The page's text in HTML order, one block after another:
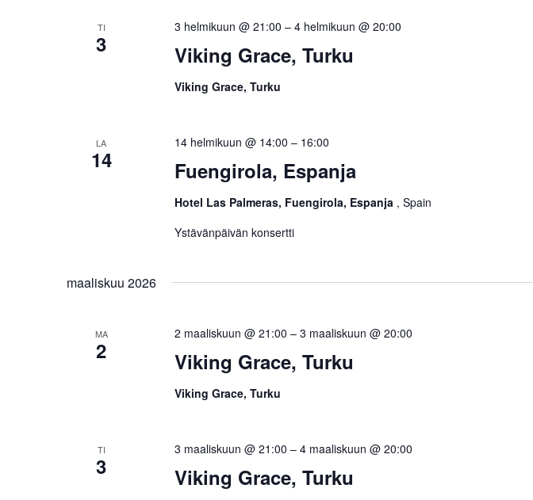
TI
3 Viking Grace, Turku
3 helmikuun @ 21:00 – 4 helmikuun @ 20:00
Viking Grace, Turku
LA
14 Fuengirola, Espanja
14 helmikuun @ 14:00 – 16:00
Hotel Las Palmeras, Fuengirola, Espanja , Spain
Ystävänpäivän konsertti
maaliskuu 2026
MA
2 Viking Grace, Turku
2 maaliskuun @ 21:00 – 3 maaliskuun @ 20:00
Viking Grace, Turku
TI
3 Viking Grace, Turku
3 maaliskuun @ 21:00 – 4 maaliskuun @ 20:00